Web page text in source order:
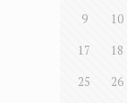
9
10
17
18
25
26